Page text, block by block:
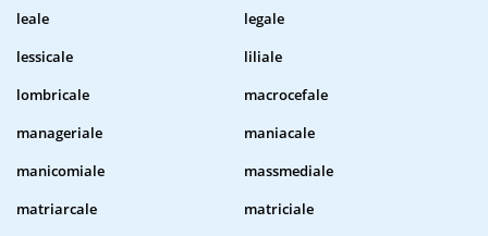
leale
legale
lessicale
liliale
lombricale
macrocefale
manageriale
maniacale
manicomiale
massmediale
matriarcale
matriciale